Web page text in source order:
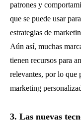
patrones y
que se puede usar
estrategias de
Aún así, muchas
tienen recursos para
relevantes, por lo que
marketing
3. Las nuevas